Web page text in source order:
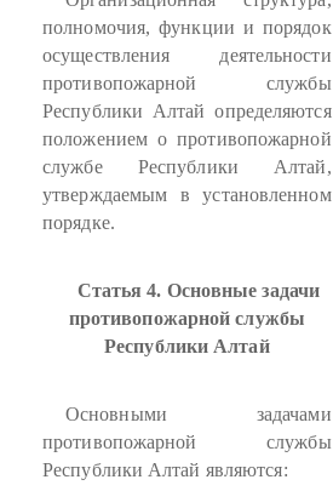
полномочия, функции и порядок
осуществления деятельности
противопожарной службы
Республики Алтай определяются
положением о противопожарной
службе Республики Алтай,
утверждаемым в установленном
порядке.
Статья 4. Основные задачи
противопожарной службы
Республики Алтай
Основными задачами
противопожарной службы
Республики Алтай являются: